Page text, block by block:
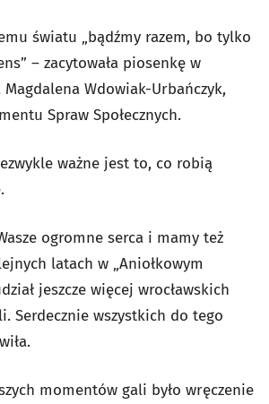
światu „bądźmy razem, bo tylko
– zacytowała piosenkę w
Wdowiak-Urbańczyk,
Spraw Społecznych.
ważne jest to, co robią
ogromne serca i mamy też
latach w „Aniołkowym
jeszcze więcej wrocławskich
Serdecznie wszystkich do tego
momentów gali było wręczenie